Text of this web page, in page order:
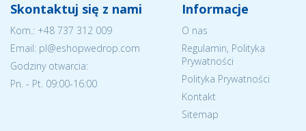
Skontaktuj się z nami
Kom.: +48 737 312 009
Email: pl@eshopwedrop.com
Godziny otwarcia:
Pn. - Pt. 09:00-16:00
Informacje
O nas
Regulamin, Polityka
Prywatności
Polityka Prywatności
Kontakt
Sitemap